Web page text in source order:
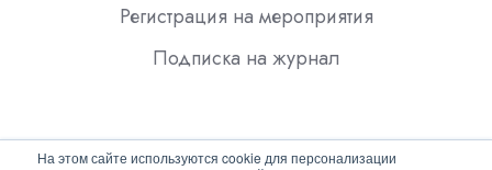
На этом сайте используются cookie для персонализации
Регистрация на мероприятия
Подписка на журнал